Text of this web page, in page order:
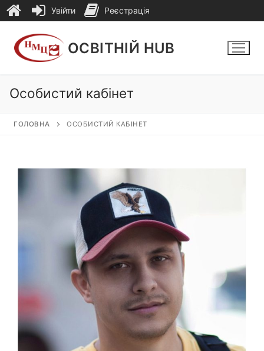
вмісту
ОСВІТНІЙ HUB
Особистий кабінет
ГОЛОВНА ОСОБИСТИЙ КАБІНЕТ
Увійти Реєстрація